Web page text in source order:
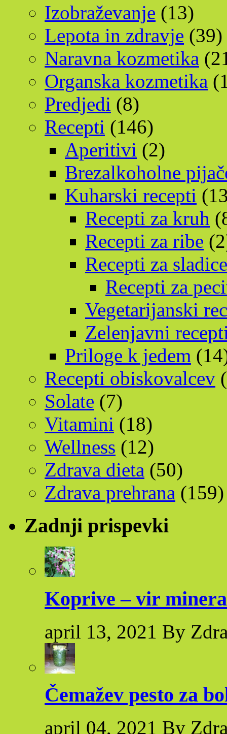
Izobraževanje (13)
Lepota in zdravje (39)
Naravna kozmetika
Organska kozmetika
Predjedi (8)
Recepti (146)
Aperitivi (2)
Brezalkoholne
Kuharski recepti
Recepti za kruh
Recepti za ribe
Recepti za sladice
Recepti za
Vegetarijanski
Zelenjavni
Priloge k jedem
Recepti obiskovalcev
Solate (7)
Vitamini (18)
Wellness (12)
Zdrava dieta (50)
Zdrava prehrana (159)
Zadnji prispevki
Koprive – vir
april 13, 2021 By
Čemažev pesto za
april 04, 2021 By